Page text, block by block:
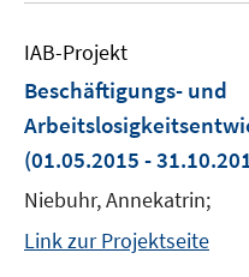
IAB-Projekt
Beschäftigungs- und
(01.05.2015 -
Niebuhr, Annekatrin;
Link zur Projektseite